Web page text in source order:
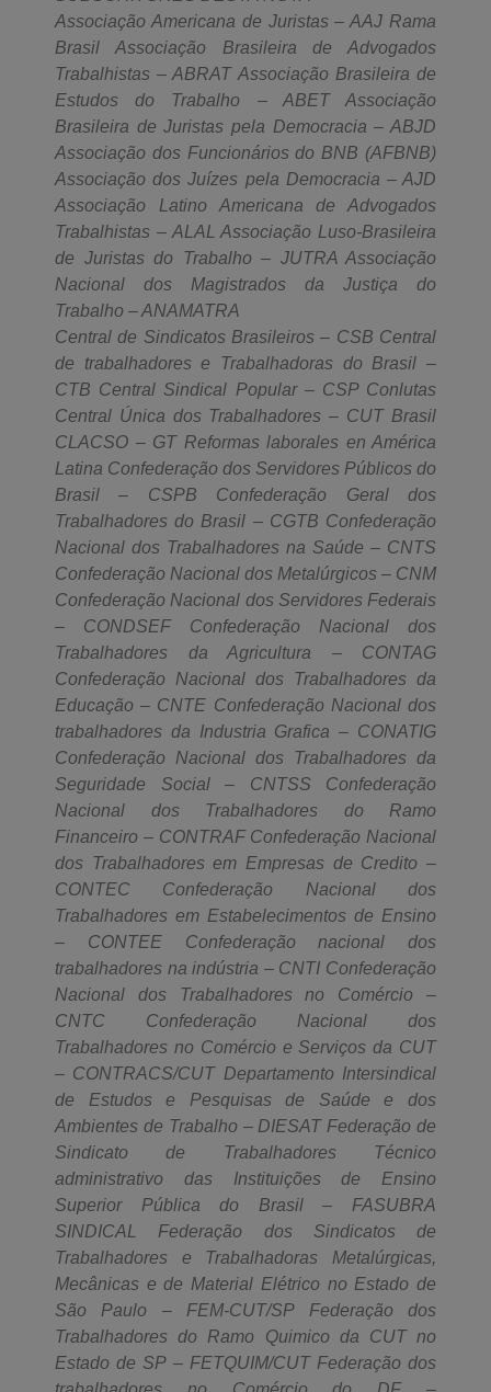
Associação Americana de Juristas – AAJ Rama
Brasil Associação Brasileira de Advogados
Trabalhistas – ABRAT Associação Brasileira de
Estudos do Trabalho – ABET Associação
Brasileira de Juristas pela Democracia – ABJD
Associação dos Funcionários do BNB (AFBNB)
Associação dos Juízes pela Democracia – AJD
Associação Latino Americana de Advogados
Trabalhistas – ALAL Associação Luso-Brasileira
de Juristas do Trabalho – JUTRA Associação
Nacional dos Magistrados da Justiça do
Trabalho – ANAMATRA
Central de Sindicatos Brasileiros – CSB Central
de trabalhadores e Trabalhadoras do Brasil –
CTB Central Sindical Popular – CSP Conlutas
Central Única dos Trabalhadores – CUT Brasil
CLACSO – GT Reformas laborales en América
Latina Confederação dos Servidores Públicos do
Brasil – CSPB Confederação Geral dos
Trabalhadores do Brasil – CGTB Confederação
Nacional dos Trabalhadores na Saúde – CNTS
Confederação Nacional dos Metalúrgicos – CNM
Confederação Nacional dos Servidores Federais
– CONDSEF Confederação Nacional dos
Trabalhadores da Agricultura – CONTAG
Confederação Nacional dos Trabalhadores da
Educação – CNTE Confederação Nacional dos
trabalhadores da Industria Grafica – CONATIG
Confederação Nacional dos Trabalhadores da
Seguridade Social – CNTSS Confederação
Nacional dos Trabalhadores do Ramo
Financeiro – CONTRAF Confederação Nacional
dos Trabalhadores em Empresas de Credito –
CONTEC Confederação Nacional dos
Trabalhadores em Estabelecimentos de Ensino
– CONTEE Confederação nacional dos
trabalhadores na indústria – CNTI Confederação
Nacional dos Trabalhadores no Comércio –
CNTC Confederação Nacional dos
Trabalhadores no Comércio e Serviços da CUT
– CONTRACS/CUT Departamento Intersindical
de Estudos e Pesquisas de Saúde e dos
Ambientes de Trabalho – DIESAT Federação de
Sindicato de Trabalhadores Técnico
administrativo das Instituições de Ensino
Superior Pública do Brasil – FASUBRA
SINDICAL Federação dos Sindicatos de
Trabalhadores e Trabalhadoras Metalúrgicas,
Mecânicas e de Material Elétrico no Estado de
São Paulo – FEM-CUT/SP Federação dos
Trabalhadores do Ramo Quimico da CUT no
Estado de SP – FETQUIM/CUT Federação dos